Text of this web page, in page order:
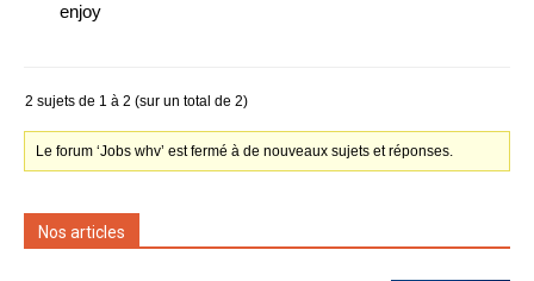
enjoy
2 sujets de 1 à 2 (sur un total de 2)
Le forum ‘Jobs whv’ est fermé à de nouveaux sujets et réponses.
Nos articles